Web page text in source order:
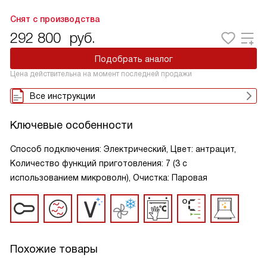
Снят с производства
292 800 руб.
Подобрать аналог
Цена действительна на момент последней продажи
Все инструкции
Ключевые особенности
Способ подключения: Электрический, Цвет: антрацит,
Количество функций приготовления: 7 (3 с
использованием микроволн), Очистка: Паровая
Похожие товары